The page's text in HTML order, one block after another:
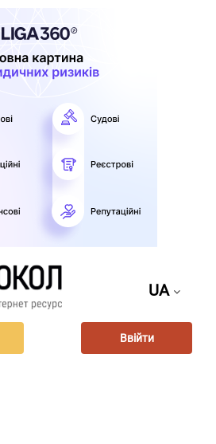
UA
Ввійти